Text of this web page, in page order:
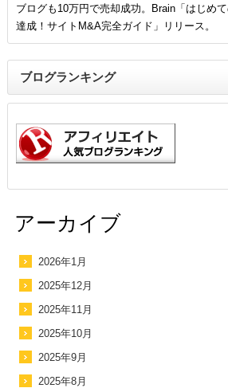
ブログも10万円で売却成功。Brain「はじめ
達成！サイトM&A完全ガイド」リリース。
ブログランキング
アーカイブ
2026年1月
2025年12月
2025年11月
2025年10月
2025年9月
2025年8月